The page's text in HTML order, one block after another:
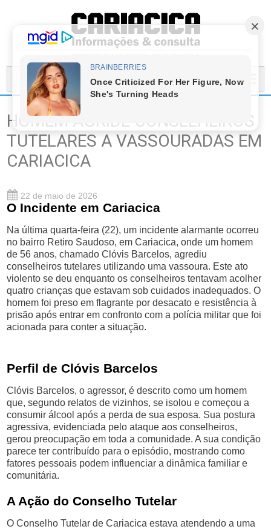
MENU...
HOMEM AGRIDE CONSELHEIROS
TUTELARES A VASSOURADAS EM
CARIACICA
22 de maio de 2026
O Incidente em Cariacica
Na última quarta-feira (22), um incidente alarmante ocorreu
no bairro Retiro Saudoso, em Cariacica, onde um homem
de 56 anos, chamado Clóvis Barcelos, agrediu
conselheiros tutelares utilizando uma vassoura. Este ato
violento se deu enquanto os conselheiros tentavam acolher
quatro crianças que estavam sob cuidados inadequados. O
homem foi preso em flagrante por desacato e resistência à
prisão após entrar em confronto com a polícia militar que foi
acionada para conter a situação.
Perfil de Clóvis Barcelos
Clóvis Barcelos, o agressor, é descrito como um homem
que, segundo relatos de vizinhos, se isolou e começou a
consumir álcool após a perda de sua esposa. Sua postura
agressiva, evidenciada pelo ataque aos conselheiros,
gerou preocupação em toda a comunidade. A sua condição
parece ter contribuído para o episódio, mostrando como
fatores pessoais podem influenciar a dinâmica familiar e
comunitária.
A Ação do Conselho Tutelar
O Conselho Tutelar de Cariacica estava atendendo a uma